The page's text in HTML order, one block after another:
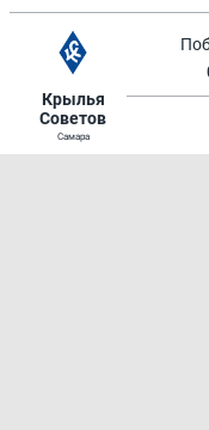
Крылья
Советов
Самара